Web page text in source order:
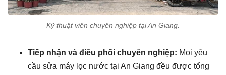
Kỹ thuật viên chuyên nghiệp tại An Giang.
Tiếp nhận và điều phối chuyên nghiệp: Mọi yêu
cầu sửa máy lọc nước tại An Giang đều được tổng